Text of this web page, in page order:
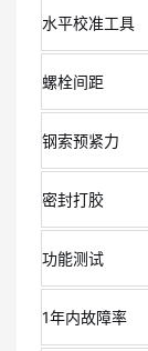
水平校准工具
螺栓间距
钢索预紧力
密封打胶
功能测试
1年内故障率